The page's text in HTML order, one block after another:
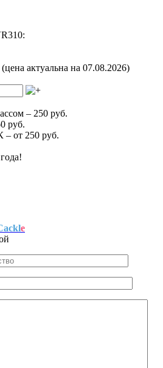
(цена актуальна на 07.08.2026)
– 250 руб.
руб.
– от 250 руб.
e